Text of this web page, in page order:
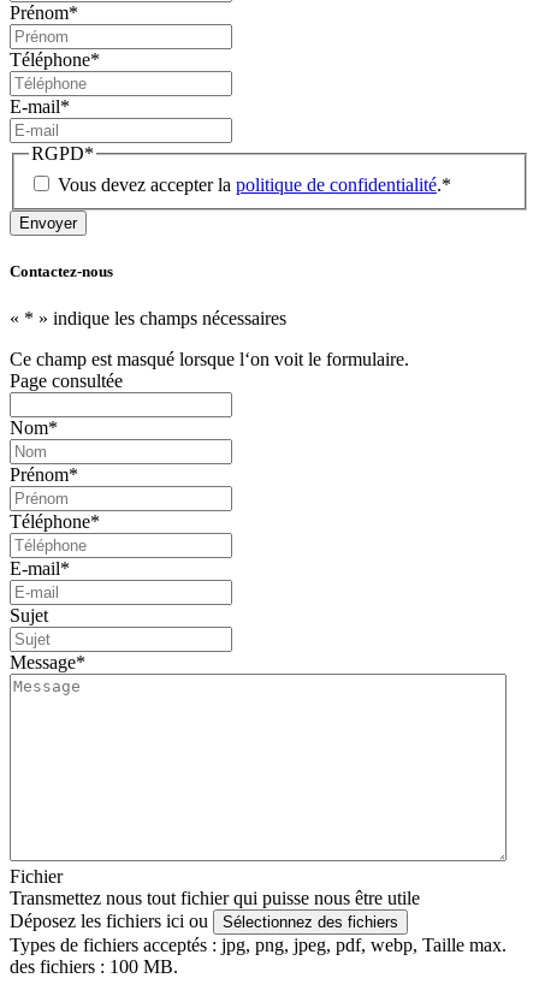
Prénom*
Téléphone*
E-mail*
RGPD*
Vous devez accepter la politique de confidentialité.*
Contactez-nous
« * » indique les champs nécessaires
Ce champ est masqué lorsque l‘on voit le formulaire.
Page consultée
Nom*
Prénom*
Téléphone*
E-mail*
Sujet
Message*
Fichier
Transmettez nous tout fichier qui puisse nous être utile
Déposez les fichiers ici ou
Sélectionnez des fichiers
Types de fichiers acceptés : jpg, png, jpeg, pdf, webp, Taille max.
des fichiers : 100 MB.